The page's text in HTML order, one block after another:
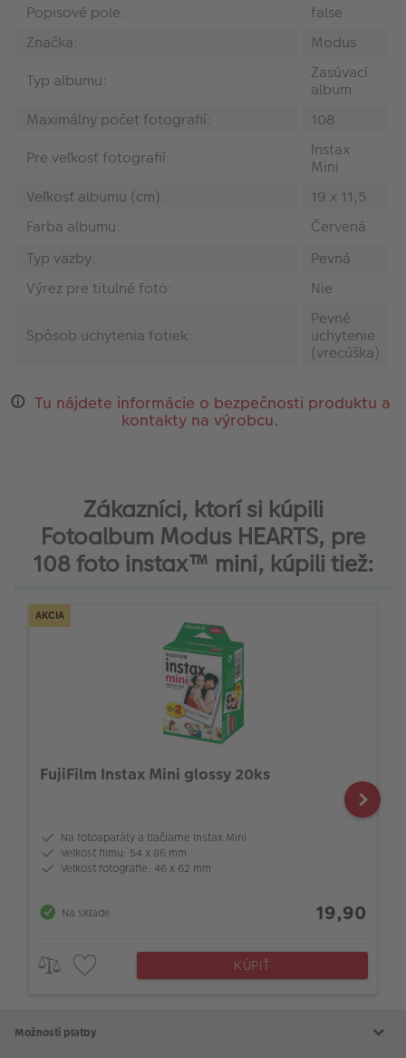
Popisové pole:
false
Značka:
Modus
Typ albumu:
Zasúvací
album
Maximálny počet fotografií:
108
Pre veľkosť fotografií:
Instax
Mini
Veľkosť albumu (cm):
19 x 11,5
Farba albumu:
Červená
Typ väzby:
Pevná
Výrez pre titulné foto:
Nie
Spôsob uchytenia fotiek:
Pevné
uchytenie
(vrecúška)
Tu nájdete informácie o bezpečnosti produktu a
kontakty na výrobcu.
Zákazníci, ktorí si kúpili
Fotoalbum Modus HEARTS, pre
108 foto instax™ mini, kúpili tiež:
AKCIA
FujiFilm Instax Mini glossy 20ks
Na fotoaparáty a tlačiarne Instax Mini
Veľkosť filmu: 54 x 86 mm
Veľkosť fotografie: 46 x 62 mm
Na sklade 19,90
KÚPIŤ
Možnosti platby